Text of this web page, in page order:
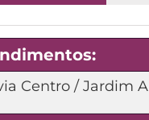
Centro / Jardim